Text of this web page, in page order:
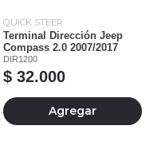
QUICK STEER
Terminal Dirección Jeep
Compass 2.0 2007/2017
DIR1200
$ 32.000
Agregar